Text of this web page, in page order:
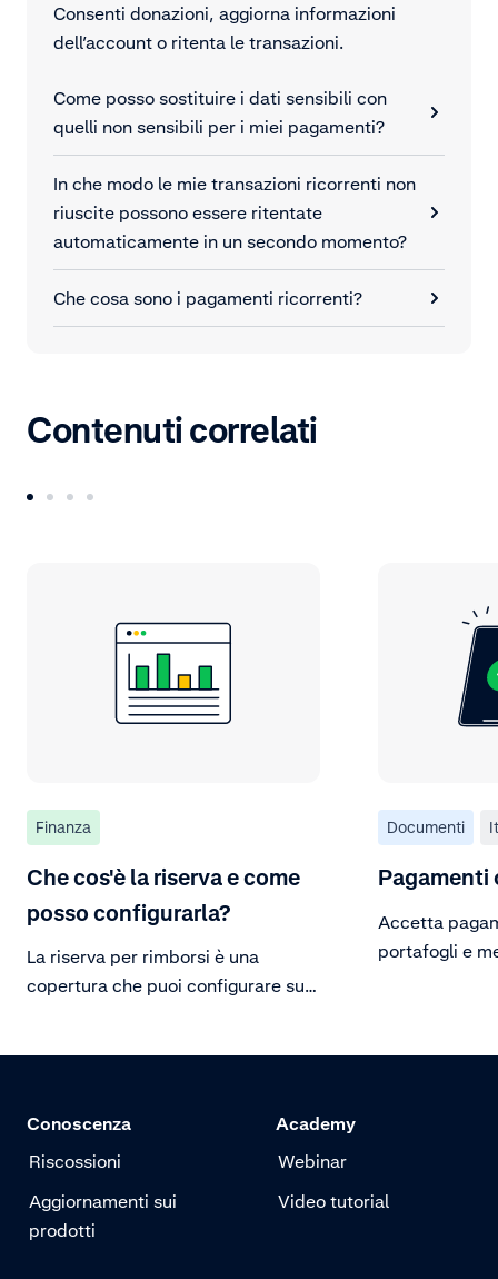
Consenti donazioni, aggiorna informazioni
dell’account o ritenta le transazioni.
Come posso sostituire i dati sensibili con
quelli non sensibili per i miei pagamenti?
In che modo le mie transazioni ricorrenti non
riuscite possono essere ritentate
automaticamente in un secondo momento?
Che cosa sono i pagamenti ricorrenti?
Contenuti correlati
Finanza
Che cos'è la riserva e come
posso configurarla?
La riserva per rimborsi è una
copertura che puoi configurare sul
Documenti
Pagamenti
Accetta
portafogli e
Conoscenza
Riscossioni
Aggiornamenti sui
prodotti
Academy
Webinar
Video tutorial